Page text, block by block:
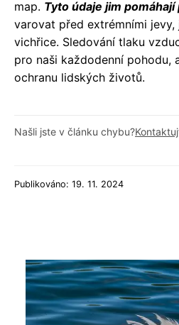
map. Tyto údaje jim
varovat před extrémními
vichřice. Sledování tlaku
pro naši každodenní pohodu,
ochranu lidských životů.
Našli jste v článku chybu?
Publikováno: 19. 11. 2024